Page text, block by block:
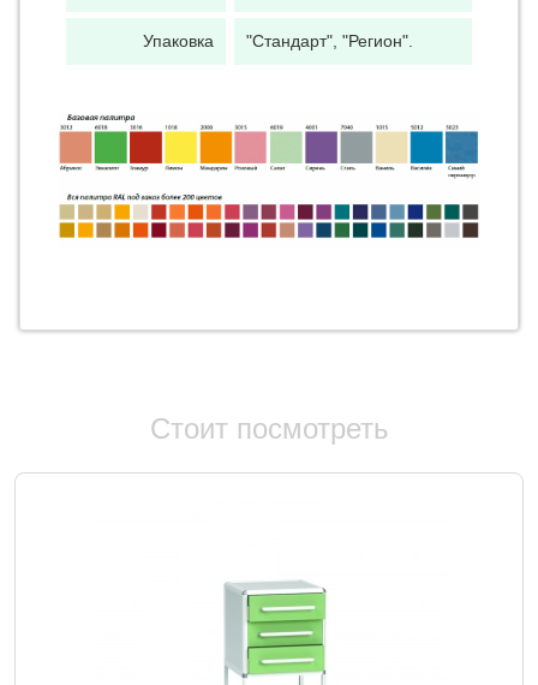
Упаковка "Стандарт", "Регион".
Стоит посмотреть